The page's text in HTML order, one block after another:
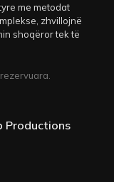
me metodat
zhvillojnë
shoqëror tek të
Productions